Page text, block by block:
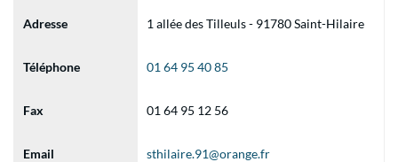
Adresse 1 allée des Tilleuls - 91780 Saint-Hilaire
Téléphone 01 64 95 40 85
Fax 01 64 95 12 56
Email sthilaire.91@orange.fr